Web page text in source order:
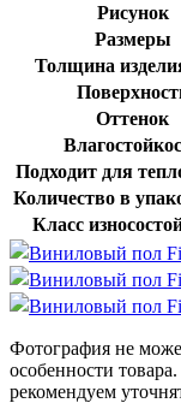
Рисунок
Размеры
Толщина
Оттенок
Подходит для
Количество в
Класс
Фотография не
особенности
рекомендуем